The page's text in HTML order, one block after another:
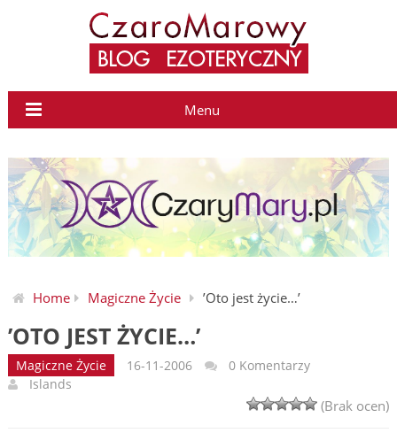
Menu
Home Magiczne Życie ’Oto jest życie…’
’OTO JEST ŻYCIE…’
Magiczne Życie 16-11-2006
0 Komentarzy
Islands
(Brak ocen)